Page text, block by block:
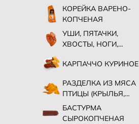
КОРЕЙКА ВАРЕНО-
КОПЧЕНАЯ
УШИ, ПЯТАЧКИ,
ХВОСТЫ, НОГИ,
КОПЧЕНЫЕ
КАРПАЧЧО КУРИНОЕ
РАЗДЕЛКА ИЗ МЯСА
ПТИЦЫ (КРЫЛЬЯ,
ГОЛЕНЬ, ОКОРОЧКА И
ПРОЧЕЕ)
БАСТУРМА
СЫРОКОПЧЕНАЯ